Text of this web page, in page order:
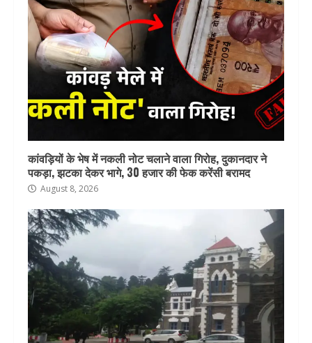
कांवड़ियों के भेष में नकली नोट चलाने वाला गिरोह, दुकानदार ने
पकड़ा, झटका देकर भागे, 30 हजार की फेक करेंसी बरामद
August 8, 2026